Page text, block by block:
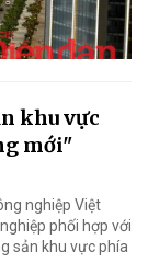
khu vực
mới"
nghiệp Việt
phối hợp với
sản khu vực phía